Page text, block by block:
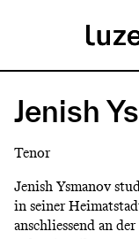
zum
Inhalt
H
u
p
t
Jenish
Tenor
Jenish Ysmanov
in seiner
anschliessend an